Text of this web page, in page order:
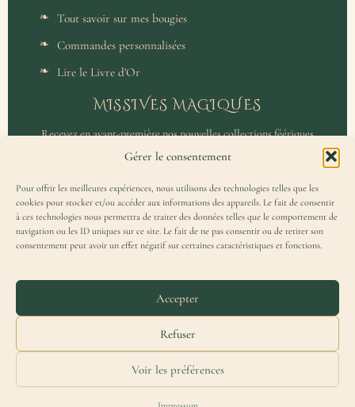
Gérer le consentement
Pour offrir les meilleures expériences, nous utilisons des technologies telles que les
cookies pour stocker et/ou accéder aux informations des appareils. Le fait de consentir
à ces technologies nous permettra de traiter des données telles que le comportement de
navigation ou les ID uniques sur ce site. Le fait de ne pas consentir ou de retirer son
consentement peut avoir un effet négatif sur certaines caractéristiques et fonctions.
Accepter
Refuser
Voir les préférences
Tout savoir sur mes bougies
Commandes personnalisées
Lire le Livre d'Or
MISSIVES MAGIQUES
Recevez en avant-première nos nouvelles collections féériques
et un accès privilégié aux coulisses de l'atelier.
J'accepte de recevoir la Missive Magique et j'ai lu lapolitique de
Merydar® est une marque française déposée à l'INPI — Tous droits réservés.